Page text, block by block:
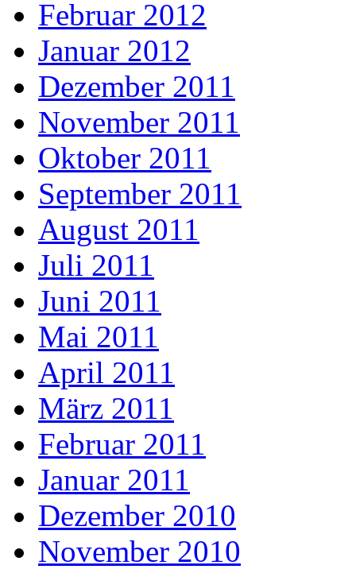
Februar 2012
Januar 2012
Dezember 2011
November 2011
Oktober 2011
September 2011
August 2011
Juli 2011
Juni 2011
Mai 2011
April 2011
März 2011
Februar 2011
Januar 2011
Dezember 2010
November 2010